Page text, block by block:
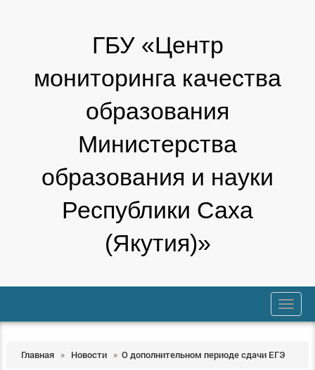
ГБУ «Центр
мониторинга качества
образования
Министерства
образования и науки
Республики Саха
(Якутия)»
trk
Главная » Новости » О дополнительном периоде сдачи ЕГЭ